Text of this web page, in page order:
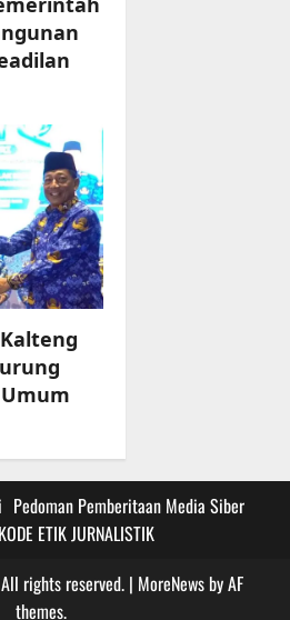
Pedoman Pemberitaan Media Siber
KODE ETIK JURNALISTIK
rights reserved. | MoreNewsby AF
themes.